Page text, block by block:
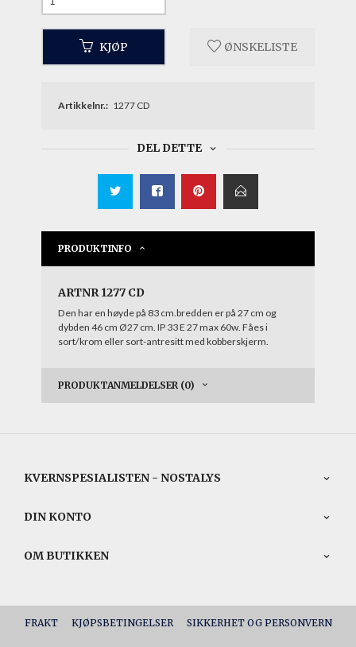
KJØP ØNSKELISTE
Artikkelnr.: 1277 CD
DEL DETTE
PRODUKTINFO
ARTNR 1277 CD
Den har en høyde på 83 cm.bredden er på 27 cm og
dybden 46 cm Ø27 cm. IP 33 E 27 max 60w. Fåes i
sort/krom eller sort-antresitt med kobberskjerm.
PRODUKTANMELDELSER (0)
KVERNSPESIALISTEN - NOSTALYS
DIN KONTO
OM BUTIKKEN
FRAKT KJØPSBETINGELSER SIKKERHET OG PERSONVERN